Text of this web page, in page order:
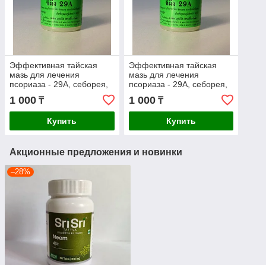
Эффективная тайская
мазь для лечения
псориаза - 29А, себорея,
демодикоз, стригущий
лишай, угри
1 000 ₸
Купить
Эффективная тайская
мазь для лечения
псориаза - 29А, себорея,
демодикоз, стригущий
лишай, угри
1 000₸
Купить
Акционные предложения и новинки
–28%